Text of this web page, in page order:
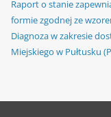
Raport o stanie
formie zgodnej ze
Diagnoza w zakresie
Miejskiego w Pułtusku